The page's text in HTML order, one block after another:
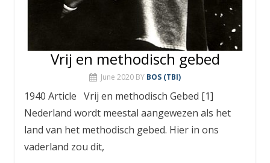
Vrij en methodisch gebed
June 2020 BY BOS (TBI)
1940 Article Vrij en methodisch Gebed [1]
Nederland wordt meestal aangewezen als het
land van het methodisch gebed. Hier in ons
vaderland zou dit,